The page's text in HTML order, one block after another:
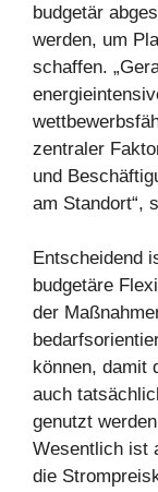
budgetär
werden, um
schaffen.
zentraler
und
am Standort“,
Entscheidend
budgetäre
der
können, damit
auch
genutzt
Wesentlich ist
die